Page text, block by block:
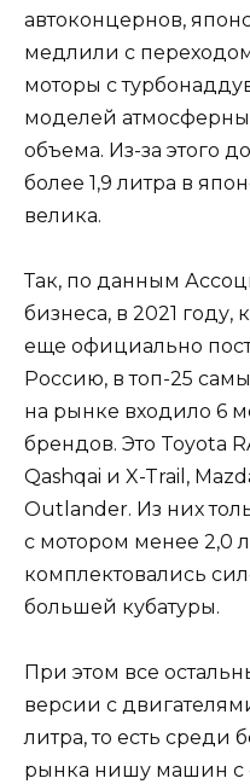
автоконцернов,
медлили с
моторы с
моделей
объема. Из-за этого
более 1,9 литра в
велика.
Так, по данным
бизнеса, в 2021 году,
еще официально
Россию, в топ-25
на рынке входило 6
брендов. Это Toyota
Qashqai и X-Trail,
Outlander. Из них
с мотором менее 2,0
комплектовались
большей кубатуры.
При этом все
версии с
литра, то есть среди
рынка нишу машин